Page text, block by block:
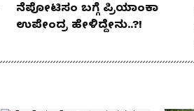
ನೆಪೋಟಿಸಂ ಬಗ್ಗೆ ಪ್ರಿಯಾಂಕಾ
ಉಪೇಂದ್ರ ಹೇಳಿದ್ದೇನು..?!